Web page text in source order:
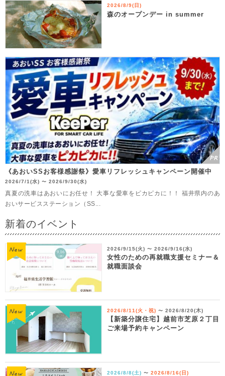
2026/8/9(日)
森のオープンデー in summer
《あおいSSお客様感謝祭》愛車リフレッシュキャンペーン開催中
2026/7/1(水) 〜 2026/9/30(水)
真夏の洗車はあおいにお任せ！ 大事な愛車をピカピカに！！ 福井県内のあ
おいサービスステーション（SS...
新着のイベント
2026/9/15(火) 〜 2026/9/16(水)
女性のための再就職支援セミナー＆
就職面談会
2026/8/11(火・祝) 〜 2026/8/20(木)
【新築分譲住宅】越前市芝原２丁目
ご来場予約キャンペーン
2026/8/8(土) 〜 2026/8/16(日)